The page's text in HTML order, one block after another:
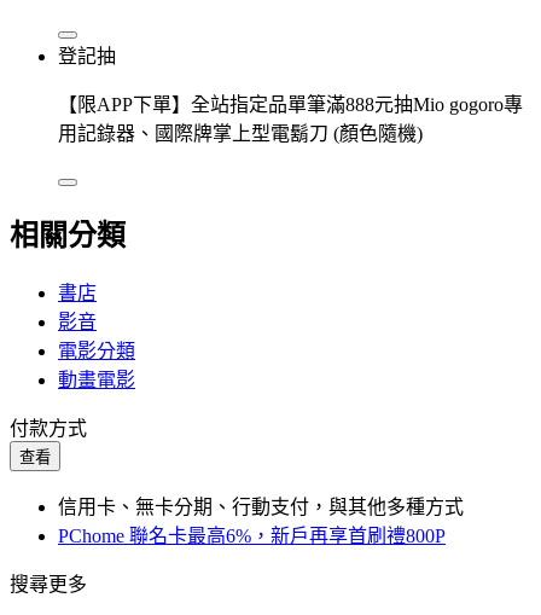
登記抽
【限APP下單】全站指定品單筆滿888元抽Mio gogoro專
用記錄器、國際牌掌上型電鬍刀 (顏色隨機)
相關分類
書店
影音
電影分類
動畫電影
付款方式
查看
信用卡、無卡分期、行動支付，與其他多種方式
PChome 聯名卡最高6%，新戶再享首刷禮800P
搜尋更多